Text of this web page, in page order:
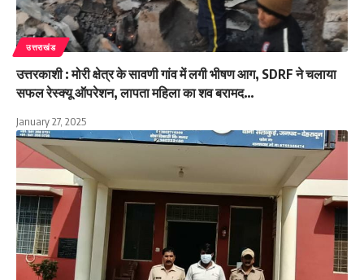
उत्तराखंड
उत्तरकाशी : मोरी क्षेत्र के सावणी गांव में लगी भीषण आग, SDRF ने चलाया
सफल रेस्क्यू ऑपरेशन, लापता महिला का शव बरामद…
January 27, 2025